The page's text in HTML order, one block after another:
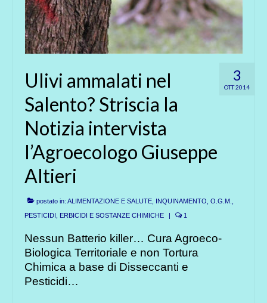
3
OTT 2014
Ulivi ammalati nel
Salento? Striscia la
Notizia intervista
l’Agroecologo Giuseppe
Altieri
postato in: ALIMENTAZIONE E SALUTE INQUINAMENTO O.G.M.
PESTICIDI, ERBICIDI E SOSTANZE CHIMICHE
| 1
Nessun Batterio killer… Cura Agroeco-
Biologica Territoriale e non Tortura
Chimica a base di Disseccanti e
Pesticidi…